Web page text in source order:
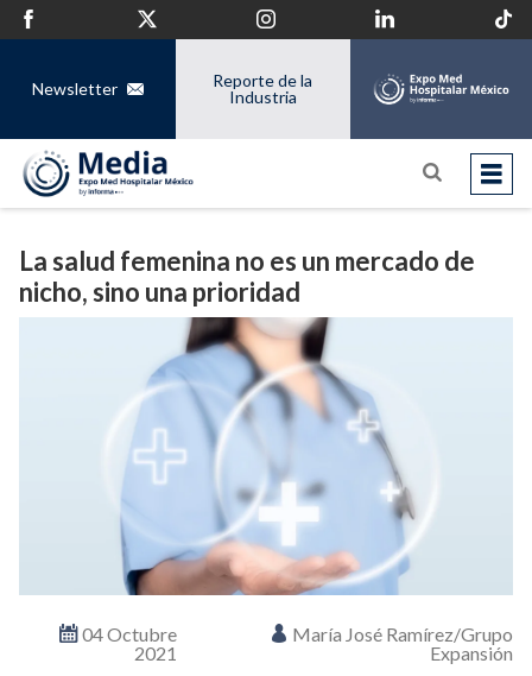
Newsletter
Reporte de la
Industria
La salud femenina no es un mercado de
nicho, sino una prioridad
04 Octubre
2021
María José Ramírez/Grupo
Expansión